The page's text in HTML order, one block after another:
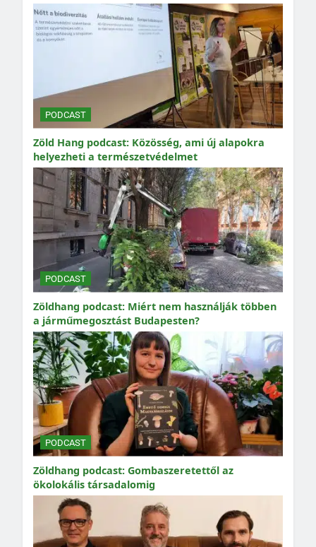
PODCAST
Zöld Hang podcast: Közösség, ami új alapokra
helyezheti a természetvédelmet
PODCAST
Zöldhang podcast: Miért nem használják többen
a járműmegosztást Budapesten?
PODCAST
Zöldhang podcast: Gombaszeretettől az
ökolokális társadalomig